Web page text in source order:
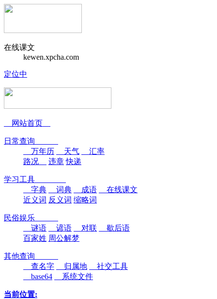
在线课文
kewen.xpcha.com
定位中
网站首页
日常查询
万年历
天气
汇率
路况
违章 快递
学习工具
字典
词典 成语
在线课文
近义词 反义词 缩略词
民俗娱乐
谜语
谚语 对联
歇后语
百家姓 周公解梦
其他查询
查名字
归属地
社交工具
base64
系统文件
当前位置: